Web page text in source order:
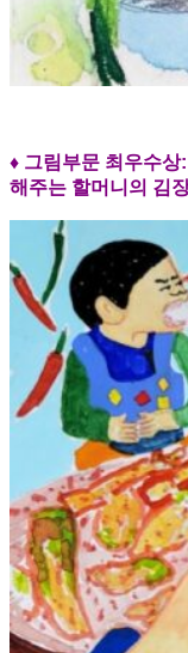
♦ 그림부문 최우수상:
해주는 할머니의 김